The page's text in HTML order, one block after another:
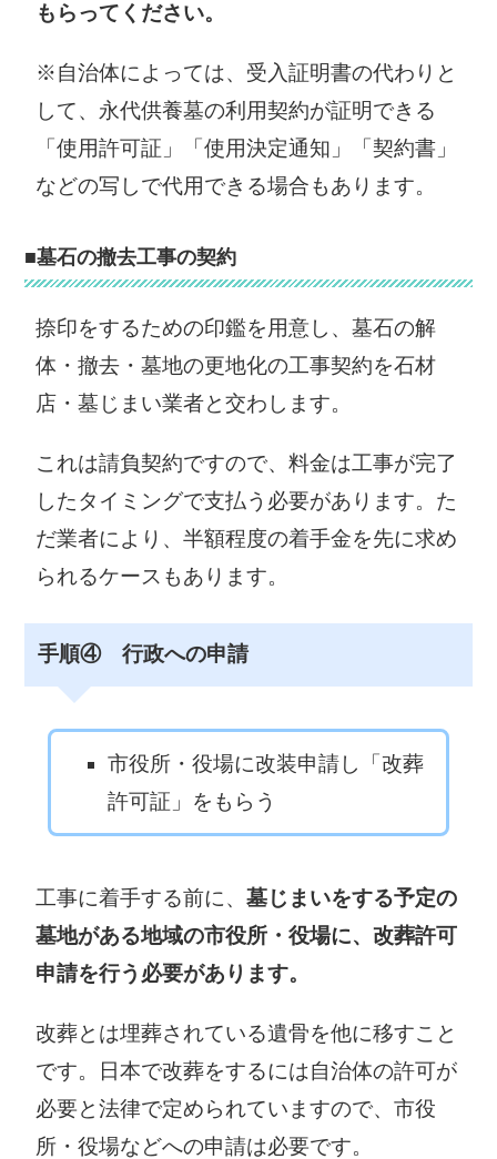
もらってください。
※自治体によっては、受入証明書の代わりと
して、永代供養墓の利用契約が証明できる
「使用許可証」「使用決定通知」「契約書」
などの写しで代用できる場合もあります。
■墓石の撤去工事の契約
捺印をするための印鑑を用意し、墓石の解
体・撤去・墓地の更地化の工事契約を石材
店・墓じまい業者と交わします。
これは請負契約ですので、料金は工事が完了
したタイミングで支払う必要があります。た
だ業者により、半額程度の着手金を先に求め
られるケースもあります。
手順④ 行政への申請
市役所・役場に改装申請し「改葬
許可証」をもらう
工事に着手する前に、墓じまいをする予定の
墓地がある地域の市役所・役場に、改葬許可
申請を行う必要があります。
改葬とは埋葬されている遺骨を他に移すこと
です。日本で改葬をするには自治体の許可が
必要と法律で定められていますので、市役
所・役場などへの申請は必要です。